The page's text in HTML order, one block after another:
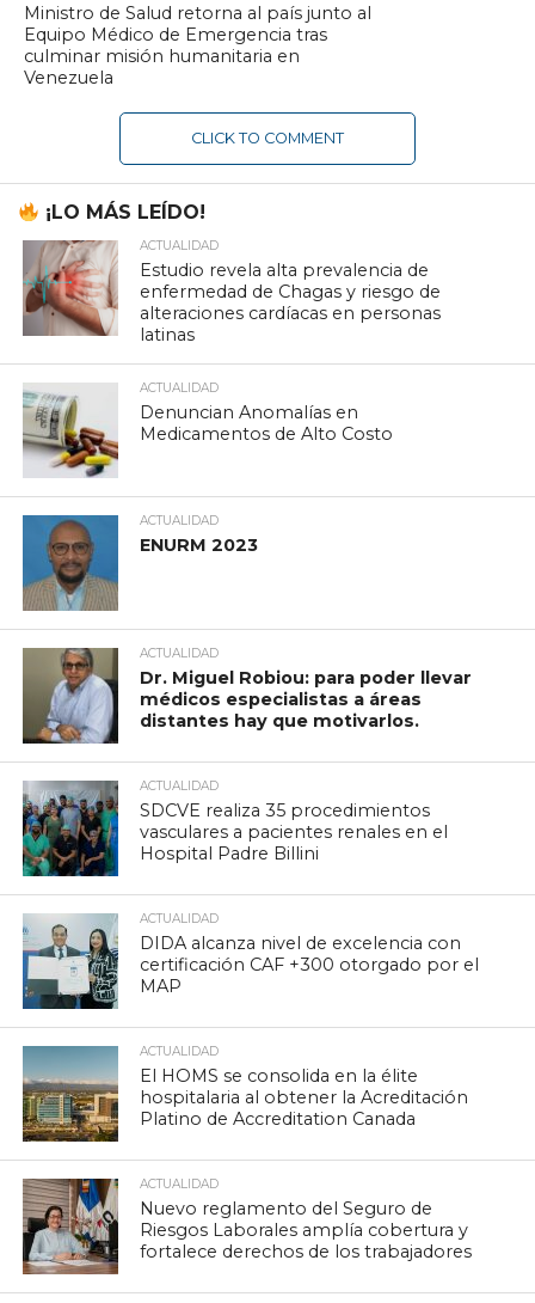
Ministro de Salud retorna al país junto al
Equipo Médico de Emergencia tras
culminar misión humanitaria en
Venezuela
CLICK TO COMMENT
¡LO MÁS LEÍDO!
ACTUALIDAD
Estudio revela alta prevalencia de
enfermedad de Chagas y riesgo de
alteraciones cardíacas en personas
latinas
ACTUALIDAD
Denuncian Anomalías en
Medicamentos de Alto Costo
ACTUALIDAD
ENURM 2023
ACTUALIDAD
Dr. Miguel Robiou: para poder llevar
médicos especialistas a áreas
distantes hay que motivarlos.
ACTUALIDAD
SDCVE realiza 35 procedimientos
vasculares a pacientes renales en el
Hospital Padre Billini
ACTUALIDAD
DIDA alcanza nivel de excelencia con
certificación CAF +300 otorgado por el
MAP
ACTUALIDAD
El HOMS se consolida en la élite
hospitalaria al obtener la Acreditación
Platino de Accreditation Canada
ACTUALIDAD
Nuevo reglamento del Seguro de
Riesgos Laborales amplía cobertura y
fortalece derechos de los trabajadores